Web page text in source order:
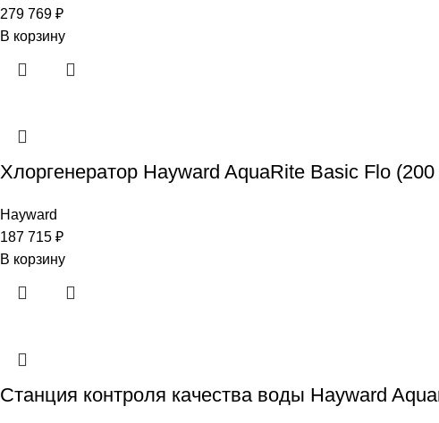
279 769 ₽
В корзину
Хлоргенератор Hayward AquaRite Basic Flo (200
Hayward
187 715 ₽
В корзину
Станция контроля качества воды Hayward